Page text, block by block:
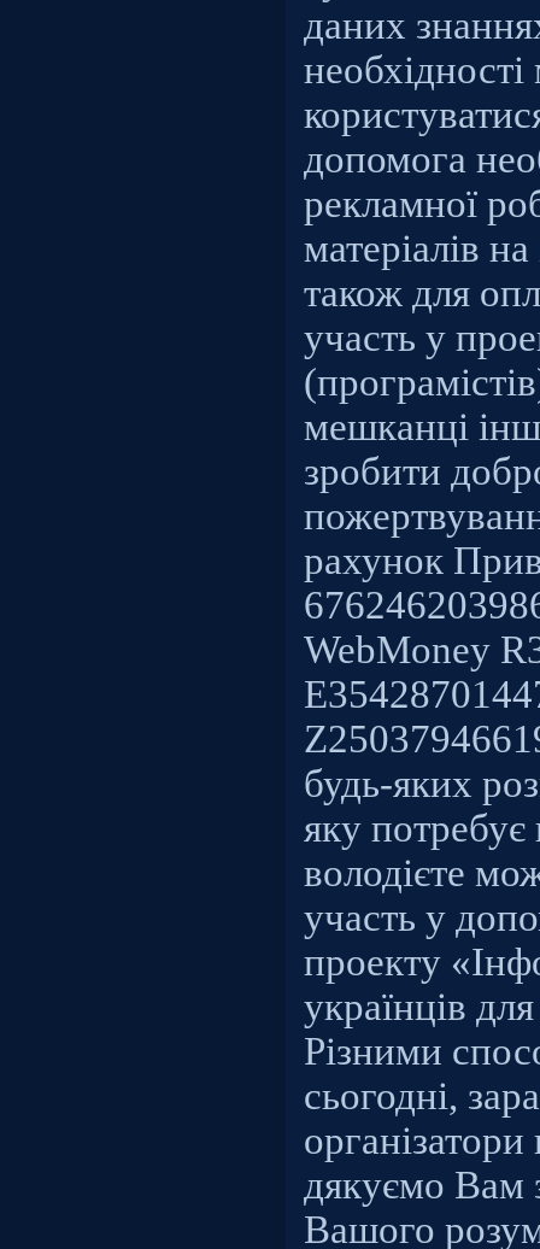
даних
допомога
рекламної
матеріалів
також для
участь у
мешканці
зробити
рахунок
WebMoney
будь-яких
яку
володієте
участь у
проекту
українців
Різними
сьогодні,
організатори
дякуємо Вам
Вашого